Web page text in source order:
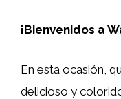
¡Bienvenidos a
En esta ocasión,
delicioso y